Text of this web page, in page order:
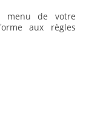
menu de votre
aux règles